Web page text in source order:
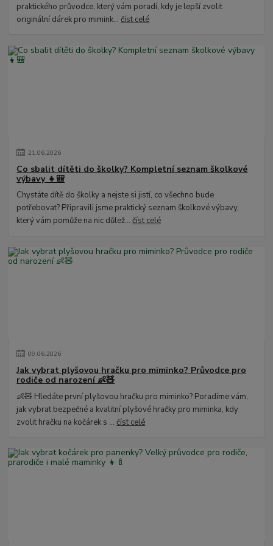
praktického průvodce, který vám poradí, kdy je lepší zvolit
originální dárek pro mimink...číst celé
21.06.2026
Co sbalit dítěti do školky? Kompletní seznam školkové
výbavy 👧🎒
Chystáte dítě do školky a nejste si jistí, co všechno bude
potřebovat? Připravili jsme praktický seznam školkové výbavy,
který vám pomůže na nic důlež...číst celé
09.06.2026
Jak vybrat plyšovou hračku pro miminko? Průvodce pro
rodiče od narození 👶🧸
👶🧸 Hledáte první plyšovou hračku pro miminko? Poradíme vám,
jak vybrat bezpečné a kvalitní plyšové hračky pro miminka, kdy
zvolit hračku na kočárek s ...číst celé